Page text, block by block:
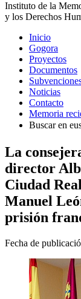
Instituto de la
y los Derechos
Inicio
Gogora
Proyectos
Documentos
Noticias
Contacto
Memoria
Buscar en
La
director
Ciudad
Manuel
prisión
Fecha de